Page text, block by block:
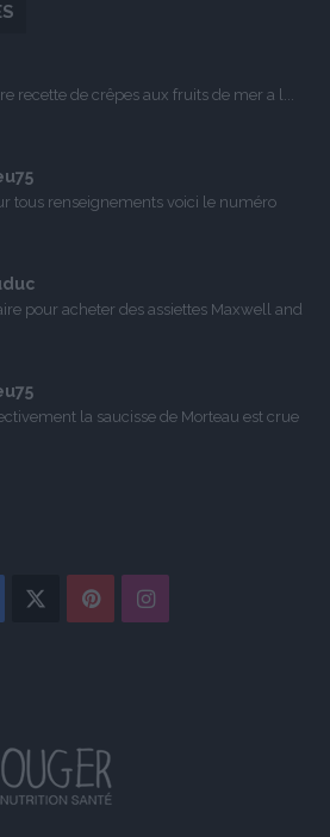
recette de crêpes aux fruits de mer a l...
tous renseignements voici le numéro
pour acheter des assiettes Maxwell and
la saucisse de Morteau est crue
Facebook PinterestInstagram